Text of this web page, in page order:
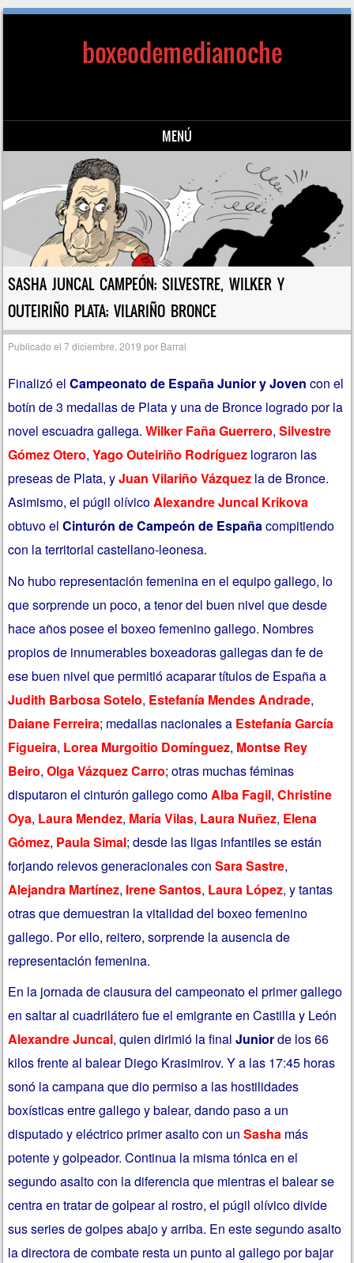
boxeodemedianoche
MENÚ
Saltar al contenido
SASHA JUNCAL CAMPEÓN; SILVESTRE, WILKER Y
OUTEIRIÑO PLATA; VILARIÑO BRONCE
Publicado el7 diciembre, 2019 por Barral
Finalizó elCampeonato de España Junior y Joven con el
botín de 3 medallas de Plata y una de Bronce logrado por la
novel escuadra gallega.Wilker Faña Guerrero,Silvestre
Gómez Otero,Yago Outeiriño Rodríguez lograron las
preseas de Plata, yJuan Vilariño Vázquez la de Bronce.
Asimismo, el púgil olívicoAlexandre Juncal Krikova
obtuvo elCinturón de Campeón de Españacompitiendo
con la territorial castellano-leonesa.
No hubo representación femenina en el equipo gallego, lo
que sorprende un poco, a tenor del buen nivel que desde
hace años posee el boxeo femenino gallego. Nombres
propios de innumerables boxeadoras gallegas dan fe de
ese buen nivel que permitió acaparar títulos de España a
Judith Barbosa Sotelo, Estefanía Mendes Andrade,
Daiane Ferreira; medallas nacionales a Estefanía García
Figueira, Lorea Murgoitio Domínguez, Montse Rey
Beiro,Olga Vázquez Carro; otras muchas féminas
disputaron el cinturón gallego como Alba Fagil,Christine
Oya, Laura Mendez, María Vilas, Laura Nuñez, Elena
Gómez, Paula Simal; desde las ligas infantiles se están
forjando relevos generacionales conSara Sastre,
Alejandra Martínez, Irene Santos, Laura López, y tantas
otras que demuestran la vitalidad del boxeo femenino
gallego. Por ello, reitero, sorprende la ausencia de
representación femenina.
En la jornada de clausura del campeonato el primer gallego
en saltar al cuadrilátero fue el emigrante en Castilla y León
Alexandre Juncal, quien dirimió la finalJuniorde los 66
kilos frente al balear Diego Krasimirov. Y a las 17:45 horas
sonó la campana que dio permiso a las hostilidades
boxísticas entre gallego y balear, dando paso a un
disputado y eléctrico primer asalto con unSasha más
potente y golpeador. Continua la misma tónica en el
segundo asalto con la diferencia que mientras el balear se
centra en tratar de golpear al rostro, el púgil olívico divide
sus series de golpes abajo y arriba. En este segundo asalto
la directora de combate resta un punto al gallegopor bajar